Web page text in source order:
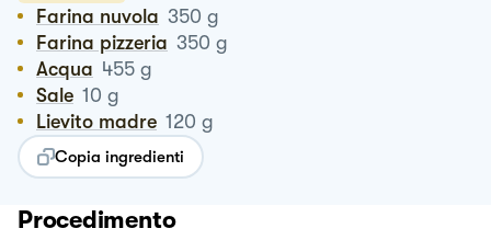
Farina nuvola 350 g
Farina pizzeria 350 g
Acqua 455 g
Sale 10 g
Lievito madre 120 g
Copia ingredienti
Procedimento